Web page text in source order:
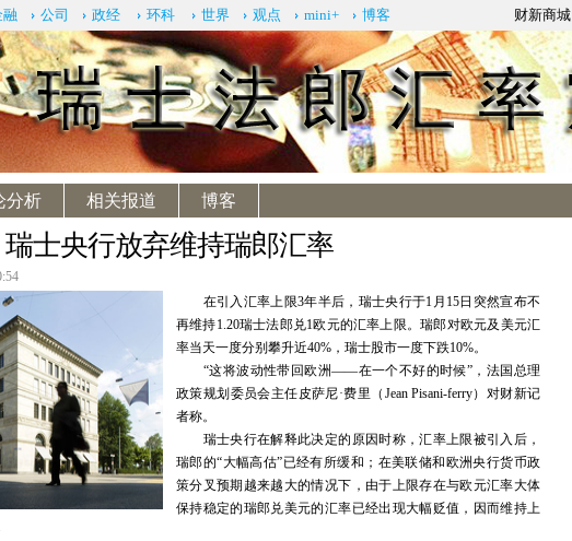
财新商城
融 公司 政经 环科 世界 观点 mini+ 博客
分析 相关报道 博客
士央行放弃维持瑞郎汇率
在引入汇率上限3年半后，瑞士央行于1月15日突然宣布不
再维持1.20瑞士法郎兑1欧元的汇率上限。瑞郎对欧元及美元汇
率当天一度分别攀升近40%，瑞士股市一度下跌10%。
“这将波动性带回欧洲——在一个不好的时候”，法国总理
政策规划委员会主任皮萨尼·费里（Jean Pisani-ferry）对财新记
者称。
瑞士央行在解释此决定的原因时称，汇率上限被引入后，
瑞郎的“大幅高估”已经有所缓和；在美联储和欧洲央行货币政
策分叉预期越来越大的情况下，由于上限存在与欧元汇率大体
保持稳定的瑞郎兑美元的汇率已经出现大幅贬值，因而维持上